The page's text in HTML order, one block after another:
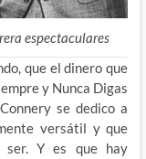
espectaculares
que el dinero que
y Nunca Digas
se dedico a
versátil y que
ser. Y es que hay